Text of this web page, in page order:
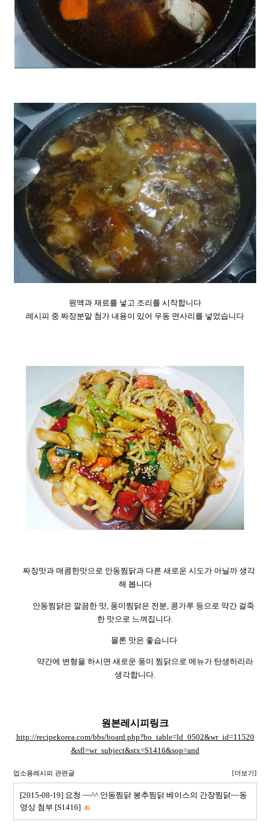
원액과 재료를 넣고 조리를 시작합니다
레시피 중 짜장분말 첨가 내용이 있어 우동 면사리를 넣었습니다
짜장맛과 매콤한맛으로 안동찜닭과 다른 새로운 시도가 아닐까 생각
해 봅니다
안동찜닭은 깔끔한 맛, 풍미찜닭은 전분 콩가루 등으로 약간 걸죽
한 맛으로 느껴집니다
몰론 맛은 좋습니다
약간에 변형을 하시면 새로운 풍미 찜닭으로 메뉴가 탄생하리라
생각합니다.
원본레시피링크
http://recipekorea.com/bbs/board.php?bo_table=ld_0502&wr_id=11520
&sfl=wr_subject&stx=S1416&sop=and
업소용레시피 관련글 [더보기]
[2015-08-19] 요청 ~~^^ 안동찜닭 봉추찜닭 베이스의 간장찜닭~~동
영상 첨부 [S1416] 85